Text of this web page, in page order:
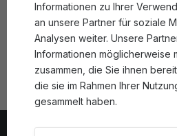
Erhalten Sie exklusive
Sonderangebote in
Kontakt
Informationen zu Ihrer
an unsere Partner für soziale
Analysen weiter. Unsere
Informationen möglicherweise
zusammen, die Sie ihnen
die sie im Rahmen Ihrer
gesammelt haben.